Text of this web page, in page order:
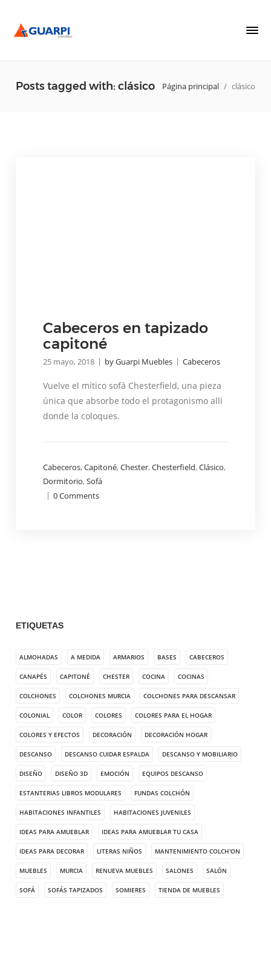
Posts tagged with: clásico Página principal / clásico
Cabeceros en tapizado
capitoné
25 mayo, 2018 | by Guarpi Muebles | Cabeceros
Vuelve el mítico sofá Chesterfield, una pieza
única que absorbe todo el protagonismo allí
donde la coloques.
Cabeceros,Capitoné,Chester,Chesterfield,Clásico,
Dormitorio,Sofá
| 0Comments
ETIQUETAS
ALMOHADAS A MEDIDA ARMARIOS BASES CABECEROS
CANAPÉS CAPITONÉ CHESTER COCINA COCINAS
COLCHONES COLCHONES MURCIA COLCHONES PARA DESCANSAR
COLONIAL COLOR COLORES COLORES PARA EL HOGAR
COLORES Y EFECTOS DECORACIÓN DECORACIÓN HOGAR
DESCANSO DESCANSO CUIDAR ESPALDA DESCANSO Y MOBILIARIO
DISEÑO DISEÑO 3D EMOCIÓN EQUIPOS DESCANSO
ESTANTERIAS LIBROS MODULARES FUNDAS COLCHÓN
HABITACIONES INFANTILES HABITACIONES JUVENILES
IDEAS PARA AMUEBLAR IDEAS PARA AMUEBLAR TU CASA
IDEAS PARA DECORAR LITERAS NIÑOS MANTENIMIENTO COLCH'ON
MUEBLES MURCIA RENUEVA MUEBLES SALONES SALÓN
SOFÁ SOFÁS TAPIZADOS SOMIERES TIENDA DE MUEBLES